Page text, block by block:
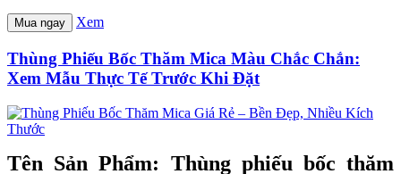
Mua ngay Xem
Thùng Phiếu Bốc Thăm Mica Màu Chắc Chắn:
Xem Mẫu Thực Tế Trước Khi Đặt
Tên Sản Phẩm: Thùng phiếu bốc thăm